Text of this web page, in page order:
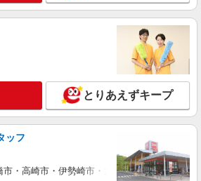
とりあえずキープ
ッフ
・高崎市・伊勢崎市・太田市・館林市・藤